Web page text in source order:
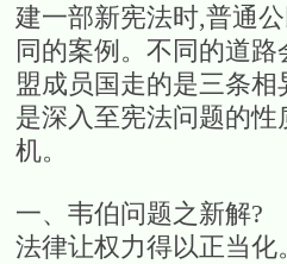
建一部新宪法时,普通
同的案例。不同的道
盟成员国走的是三条
是深入至宪法问题的
机。
一、韦伯问题之新解?
法律让权力得以正当